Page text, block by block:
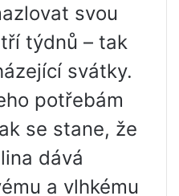
svou
týdnů – tak
svátky.
potřebám
se stane, že
dává
​​a vlhkému